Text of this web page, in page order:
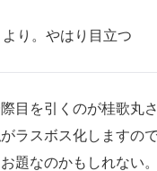
より。やはり目立つ
目を引くのが桂歌丸
スボス化しますの
題なのかもしれない